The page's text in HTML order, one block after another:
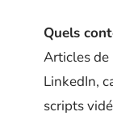
Quels
Articles de
LinkedIn,
scripts